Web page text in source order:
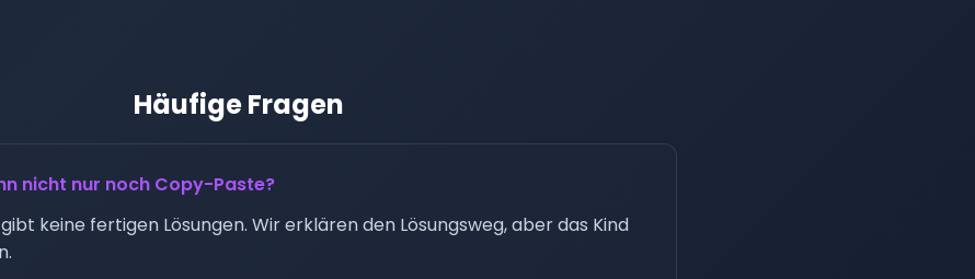
Häufige Fragen
nicht nur noch Copy-Paste?
keine fertigen Lösungen. Wir erklären den Lösungsweg, aber das Kind